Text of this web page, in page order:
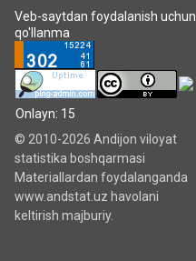
Veb-saytdan foydalanish uchun
qo'llanma
Onlayn: 15
© 2010-2026 Andijon viloyat
statistika boshqarmasi
Materiallardan foydalanganda
www.andstat.uz havolani
keltirish majburiy.